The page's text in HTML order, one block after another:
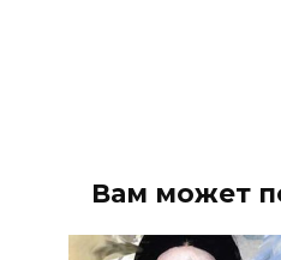
Вам может